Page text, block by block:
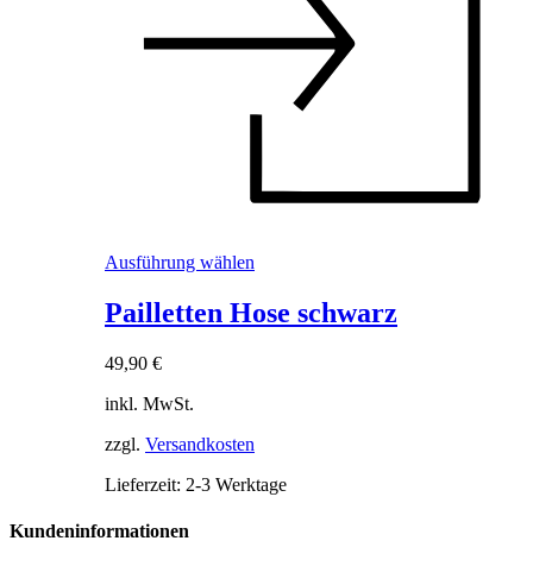
Ausführung wählen
mehrere
auf
der
Produktseite
Pailletten Hose schwarz
49,90 €
inkl. MwSt.
zzgl. Versandkosten
Lieferzeit: 2-3 Werktage
Kundeninformationen